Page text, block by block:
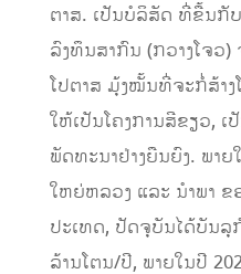
ຕາສ. ເປັນບໍລິສັດ ທີ່ຂື້ນກັ
ລົງທຶນສາກົນ (ກວາງໂຈວ
ໂປຕາສ ມຸ້ງໝັ້ນທີ່ຈະກໍ່ສ້າງ
ໃຫ້ເປັນໂຄງການສີຂຽວ,
ພັດທະນາຢ່າງຍືນຍົງ. ພ
ໃຫຍ່ຫລວງ ແລະ ນໍາພາ ຂ
ປະເທດ, ປັດຈຸບັນໄດ້ບັນລຸ
ລ້ານໂຕນ/ປີ, ພາຍໃນປີ